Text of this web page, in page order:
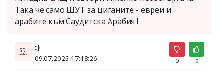
Така че само ШУТ за циганите - евреи и
арабите към Саудитска Арабия !
32. :)
09.07.2026 17:18:26 0 0